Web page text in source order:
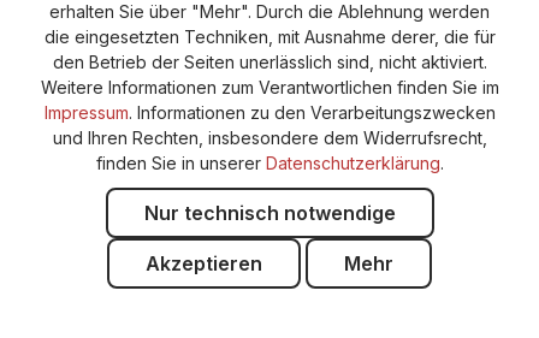
erhalten Sie über "Mehr". Durch die Ablehnung werden
die eingesetzten Techniken, mit Ausnahme derer, die für
den Betrieb der Seiten unerlässlich sind, nicht aktiviert.
Weitere Informationen zum Verantwortlichen finden Sie im
Impressum. Informationen zu den Verarbeitungszwecken
und Ihren Rechten, insbesondere dem Widerrufsrecht,
finden Sie in unserer Datenschutzerklärung.
Nur technisch notwendige
Akzeptieren Mehr